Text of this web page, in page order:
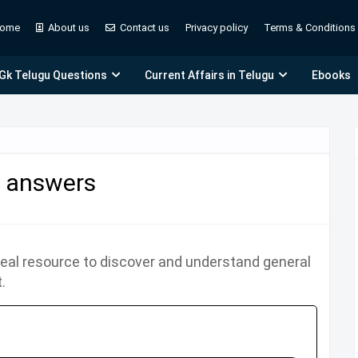
About us Contact us Privacy policy Terms & Conditions
Telugu Questions Current Affairs in Telugu Ebooks
resource to discover and understand general